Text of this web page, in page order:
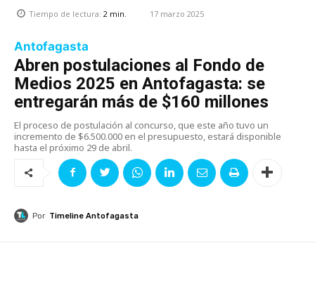
Tiempo de lectura: 2 min. 17 marzo 2025
Antofagasta
Abren postulaciones al Fondo de
Medios 2025 en Antofagasta: se
entregarán más de $160 millones
El proceso de postulación al concurso, que este año tuvo un
incremento de $6.500.000 en el presupuesto, estará disponible
hasta el próximo 29 de abril.
Por Timeline Antofagasta